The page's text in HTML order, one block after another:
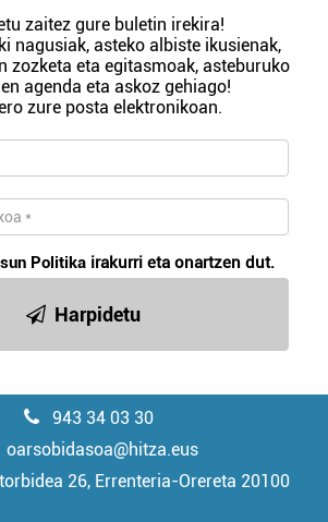
zaitez gure buletin irekira!
nagusiak, asteko albiste ikusienak,
zozketa eta egitasmoak, asteburuko
agenda eta askoz gehiago!
zure posta elektronikoan.
Politika irakurri eta onartzen dut.
Harpidetu
943 34 03 30
oarsobidasoa@hitza.eus
26, Errenteria-Orereta 20100